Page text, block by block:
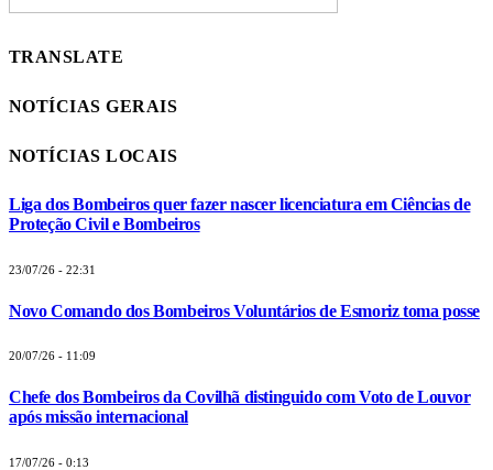
TRANSLATE
NOTÍCIAS GERAIS
NOTÍCIAS LOCAIS
Liga dos Bombeiros quer fazer nascer licenciatura em Ciências de
Proteção Civil e Bombeiros
23/07/26 - 22:31
Novo Comando dos Bombeiros Voluntários de Esmoriz toma posse
20/07/26 - 11:09
Chefe dos Bombeiros da Covilhã distinguido com Voto de Louvor
após missão internacional
17/07/26 - 0:13